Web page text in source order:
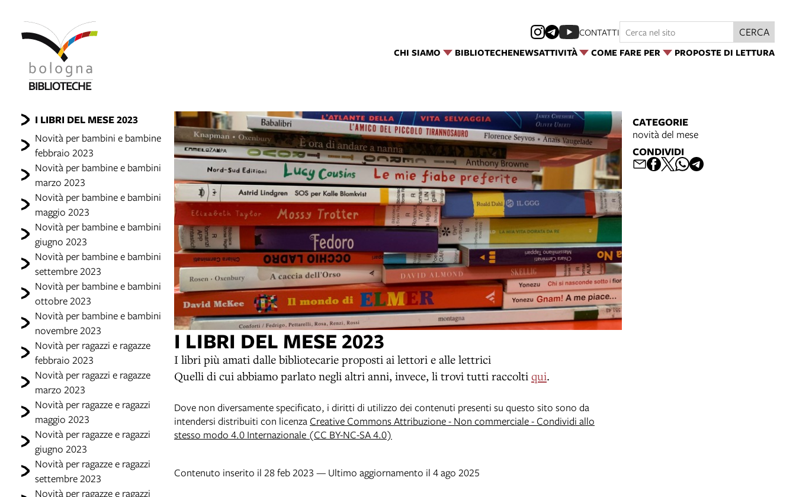
CHI SIAMO BIBLIOTECHENEWSATTIVITÀ COME FARE PER PROPOSTE DI LETTURA
CONTATTI CERCA
I LIBRI DEL MESE 2023
Novità per bambini e bambine
febbraio 2023
Novità per bambine e bambini
marzo 2023
Novità per bambine e bambini
maggio 2023
Novità per bambine e bambini
giugno 2023
Novità per bambine e bambini
settembre 2023
Novità per bambine e bambini
ottobre 2023
Novità per bambine e bambini
novembre 2023
Novità per ragazzi e ragazze
febbraio 2023
Novità per ragazzi e ragazze
marzo 2023
Novità per ragazze e ragazzi
maggio 2023
Novità per ragazze e ragazzi
giugno 2023
Novità per ragazze e ragazzi
settembre 2023
Novità per ragazze e ragazzi
I LIBRI DEL MESE 2023
I libri più amati dalle bibliotecarie proposti ai lettori e alle lettrici
Quelli di cui abbiamo parlato negli altri anni, invece, li trovi tutti raccolti qui.
Dove non diversamente specificato, i diritti di utilizzo dei contenuti presenti su questo sito sono da
intendersi distribuiti con licenzaCreative Commons Attribuzione - Non commerciale - Condividi allo
stesso modo 4.0 Internazionale (CC BY-NC-SA 4.0)
Contenuto inserito il 28 feb 2023 — Ultimo aggiornamento il 4 ago 2025
CATEGORIE
novità del mese
CONDIVIDI